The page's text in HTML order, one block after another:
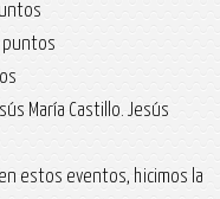
María Castillo. Jesús
estos eventos, hicimos la